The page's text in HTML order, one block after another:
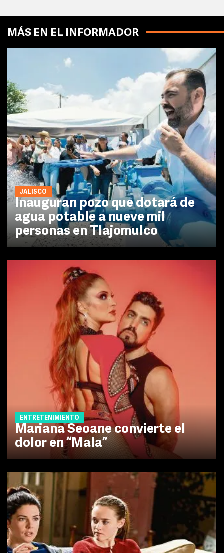
MÁS EN EL INFORMADOR
JALISCO
Inauguran pozo que dotará de
agua potable a nueve mil
personas en Tlajomulco
ENTRETENIMIENTO
Mariana Seoane convierte el
dolor en “Mala”